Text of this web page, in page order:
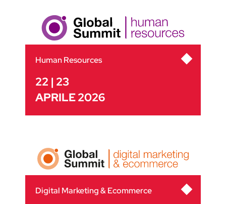
Human Resources
22 | 23
APRILE 2026
Digital Marketing & Ecommerce